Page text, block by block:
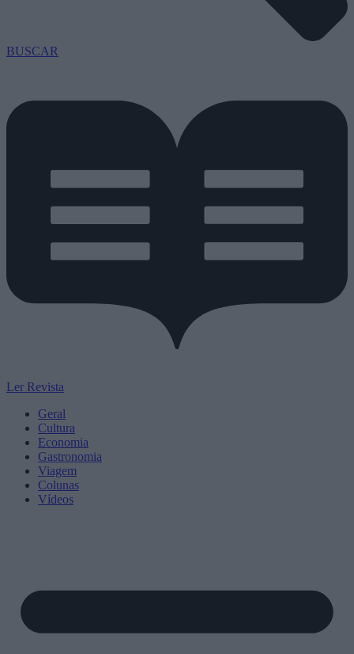
BUSCAR
Ler Revista
Geral
Cultura
Economia
Gastronomia
Viagem
Colunas
Vídeos